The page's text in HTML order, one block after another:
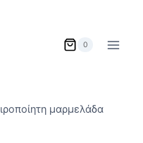
0
μαρμελάδα